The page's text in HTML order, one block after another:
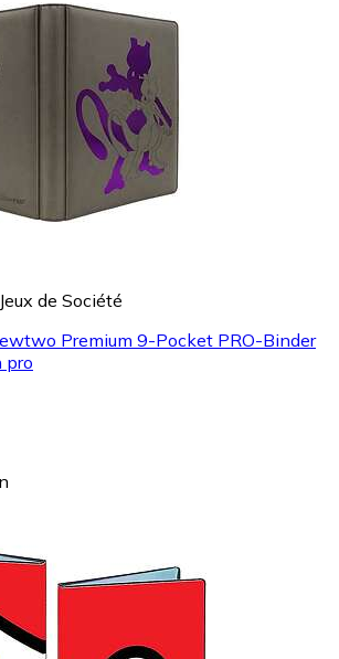
de Société
Premium 9-Pocket PRO-Binder
pro